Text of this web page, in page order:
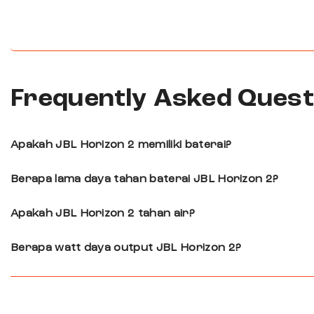
Frequently Asked
Apakah JBL Horizon 2 memiliki baterai?
Ya, JBL Horizon radio dilengkapi baterai koin
Berapa lama daya tahan baterai JBL Horizon 2?
Baterai koin pada JBL Horizon hanya
Apakah JBL Horizon 2 tahan air?
Speaker radio JBL Horizon tidak tahan air dan
Berapa watt daya output JBL Horizon 2?
Ditenagai output 2 x 5 watt RMS, speaker